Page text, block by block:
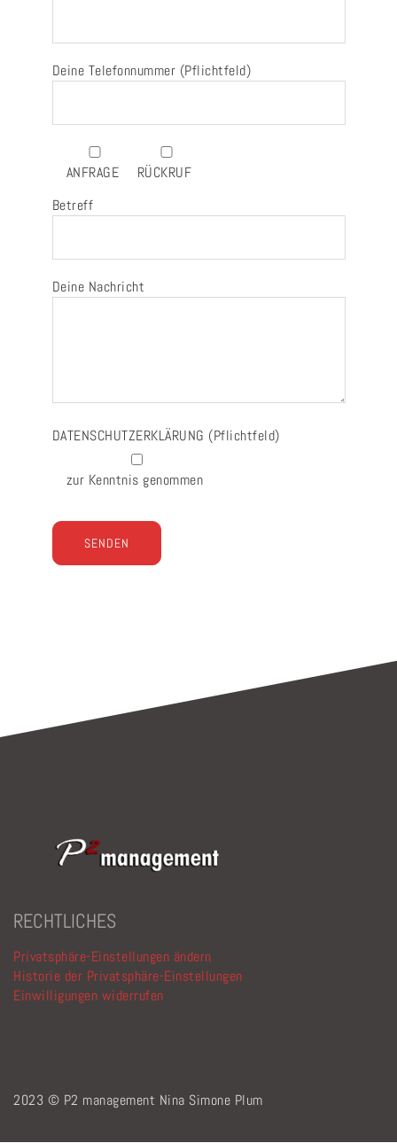
Deine Telefonnummer (Pflichtfeld)
ANFRAGE
RÜCKRUF
Betreff
Deine Nachricht
DATENSCHUTZERKLÄRUNG (Pflichtfeld)
zur Kenntnis genommen
RECHTLICHES
Privatsphäre-Einstellungen ändern
Historie der Privatsphäre-Einstellungen
Einwilligungen widerrufen
2023 © P2 management Nina Simone Plum